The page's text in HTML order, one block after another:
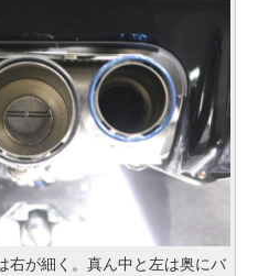
右が細く。真ん中と左は奥にバ